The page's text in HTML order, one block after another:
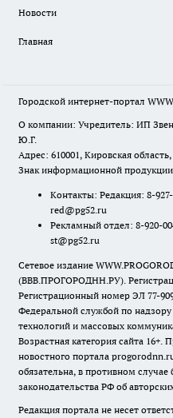
Новости
Главная
Городской интернет-портал
О компании: Учредитель: ИП
Ю.Г.
Адрес: 610001, Кировская
Знак информационной
Контакты: Редакция: 8-
red@pg52.ru
Рекламный отдел: 8-920-
st@pg52.ru
Сетевое издание
(ВВВ.ПРОГОРОДНН.РУ).
Регистрационный номер ЭЛ 77-
Федеральной службой по
технологий и массовых
Возрастная категория сайта
новостного портала
обязательна, в противном
законодательства РФ об
Редакция портала не несет